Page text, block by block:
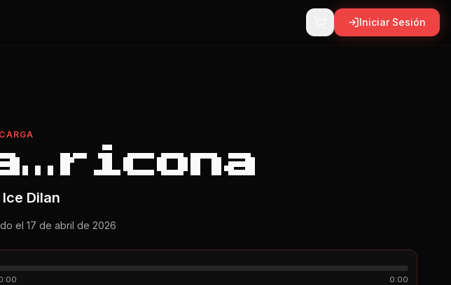
Iniciar Sesión
Ice Dilan
el 17 de abril de 2026
0:00